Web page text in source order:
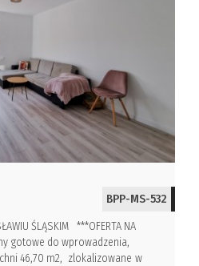
Obiekty
BPP-MS-532
ŚLĄSKIM ***OFERTA NA
gotowe do wprowadzenia,
46,70 m2, zlokalizowane w